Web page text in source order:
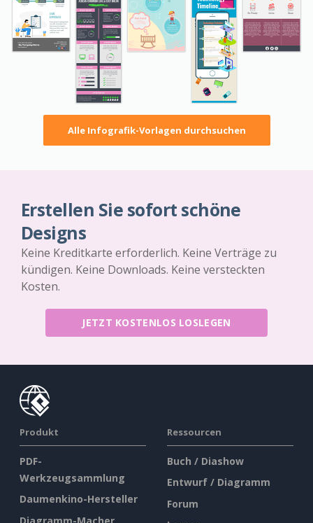
Alle Infografik-Vorlagen durchsuchen
Erstellen Sie sofort schöne
Designs
Keine Kreditkarte erforderlich. Keine Verträge zu
kündigen. Keine Downloads. Keine versteckten
Kosten.
JETZT KOSTENLOS LOSLEGEN
Produkt
PDF-
Werkzeugsammlung
Daumenkino-Hersteller
Diagramm-Macher
Ressourcen
Buch / Diashow
Entwurf / Diagramm
Forum